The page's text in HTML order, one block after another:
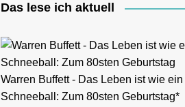
Das lese ich aktuell
Warren Buffett - Das Leben ist wie ein
Schneeball: Zum 80sten Geburtstag*